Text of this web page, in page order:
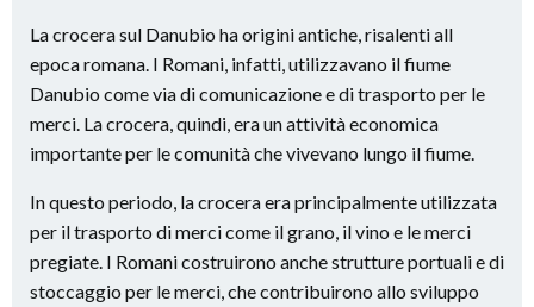
La crocera sul Danubio ha origini antiche, risalenti all
epoca romana. I Romani, infatti, utilizzavano il fiume
Danubio come via di comunicazione e di trasporto per le
merci. La crocera, quindi, era un attività economica
importante per le comunità che vivevano lungo il fiume.
In questo periodo, la crocera era principalmente utilizzata
per il trasporto di merci come il grano, il vino e le merci
pregiate. I Romani costruirono anche strutture portuali e di
stoccaggio per le merci, che contribuirono allo sviluppo